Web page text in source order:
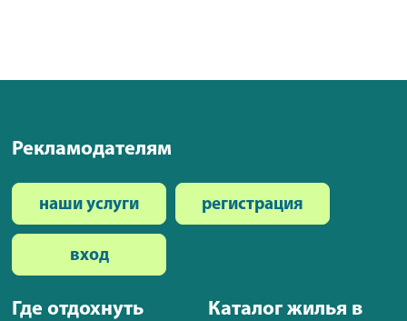
Где отдохнуть
Каталог жилья в
Рекламодателям
наши услуги регистрация
вход